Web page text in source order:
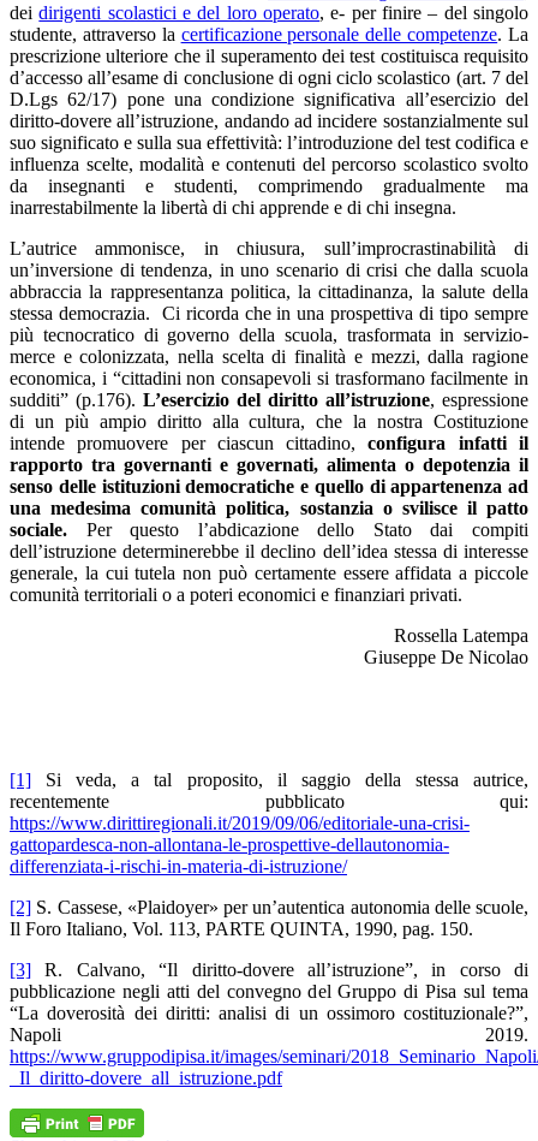
deidirigenti scolastici e del loro operato, e- per finire – del singolo
studente, attraverso la certificazione personale delle competenze. La
prescrizione ulteriore che il superamento dei test costituisca requisito
d’accesso all’esame di conclusione di ogni ciclo scolastico (art. 7 del
D.Lgs 62/17) pone una condizione significativa all’esercizio del
diritto-dovere all’istruzione, andando ad incidere sostanzialmente sul
suo significato e sulla sua effettività: l’introduzione del test codifica e
influenza scelte, modalità e contenuti del percorso scolastico svolto
da insegnanti e studenti, comprimendo gradualmente ma
inarrestabilmente la libertà di chi apprende e di chi insegna.
L’autrice ammonisce, in chiusura, sull’improcrastinabilità di
un’inversione di tendenza, in uno scenario di crisi che dalla scuola
abbraccia la rappresentanza politica, la cittadinanza, la salute della
stessa democrazia. Ci ricorda che in una prospettiva di tipo sempre
più tecnocratico di governo della scuola, trasformata in servizio-
merce e colonizzata, nella scelta di finalità e mezzi, dalla ragione
economica, i “cittadini non consapevoli si trasformano facilmente in
sudditi” (p.176). L’esercizio del diritto all’istruzione, espressione
di un più ampio diritto alla cultura, che la nostra Costituzione
intende promuovere per ciascun cittadino,configura infatti il
rapporto tra governanti e governati, alimenta o depotenzia il
senso delle istituzioni democratiche e quello di appartenenza ad
una medesima comunità politica, sostanzia o svilisce il patto
sociale. Per questo l’abdicazione dello Stato dai compiti
dell’istruzione determinerebbe il declino dell’idea stessa di interesse
generale, la cui tutela non può certamente essere affidata a piccole
comunità territoriali o a poteri economici e finanziari privati.
Rossella Latempa
Giuseppe De Nicolao
[1] Si veda, a tal proposito, il saggio della stessa autrice,
recentemente pubblicato qui:
https://www.dirittiregionali.it/2019/09/06/editoriale-una-crisi-
gattopardesca-non-allontana-le-prospettive-dellautonomia-
differenziata-i-rischi-in-materia-di-istruzione/
[2] S. Cassese, «Plaidoyer» per un’autentica autonomia delle scuole,
Il Foro Italiano, Vol. 113, PARTE QUINTA, 1990, pag. 150.
[3] R. Calvano, “Il diritto-dovere all’istruzione”, in corso di
pubblicazione negli atti del convegno del Gruppo di Pisa sul tema
“La doverosità dei diritti: analisi di un ossimoro costituzionale?”,
Napoli 2019.
https://www.gruppodipisa.it/images/seminari/
_Il_diritto-dovere_all_istruzione.pdf